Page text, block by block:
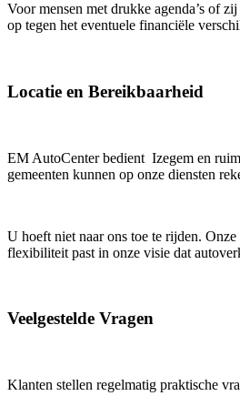
Voor mensen met drukke agenda’s of
op tegen het eventuele financiële
Locatie en Bereikbaarheid
EM AutoCenter bedient Izegem en
gemeenten kunnen op onze diensten
U hoeft niet naar ons toe te rijden. Onze
flexibiliteit past in onze visie dat
Veelgestelde Vragen
Klanten stellen regelmatig praktische